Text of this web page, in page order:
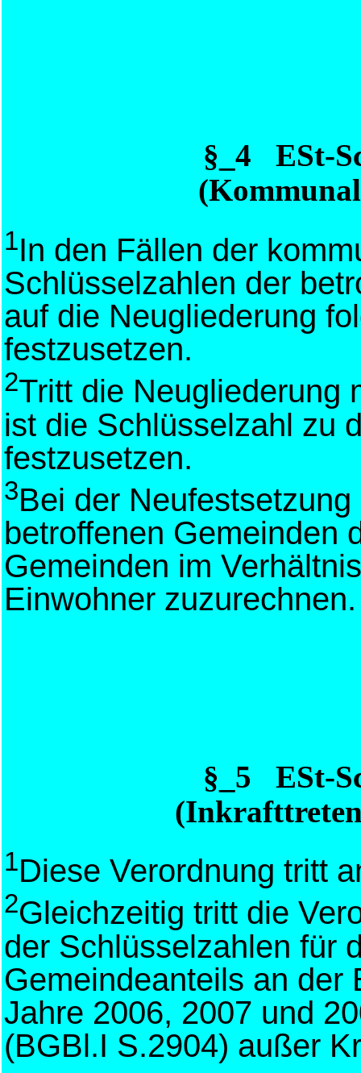
§_4 ESt-
1In den Fällen der
Schlüsselzahlen der
auf die Neugliederung
festzusetzen.
2Tritt die Neugliederung
ist die Schlüsselzahl zu
festzusetzen.
3Bei der
betroffenen Gemeinden
Gemeinden im
Einwohner zuzurechnen.
§_5 ESt-
1Diese Verordnung tritt
2Gleichzeitig tritt die
der Schlüsselzahlen für
Gemeindeanteils an der
Jahre 2006, 2007 und
(BGBl.I S.2904) außer